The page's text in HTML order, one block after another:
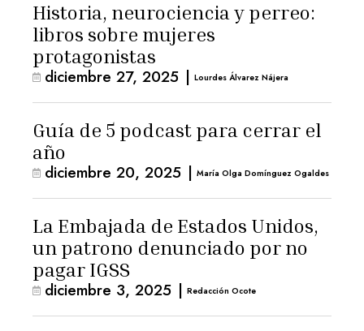
Historia, neurociencia y perreo:
libros sobre mujeres
protagonistas
diciembre 27, 2025 | Lourdes Álvarez Nájera
Guía de 5 podcast para cerrar el
año
diciembre 20, 2025 | María Olga Domínguez Ogaldes
La Embajada de Estados Unidos,
un patrono denunciado por no
pagar IGSS
diciembre 3, 2025 | Redacción Ocote